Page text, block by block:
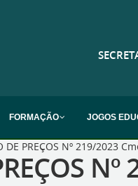
FORMAÇÃO JOGOS
DE PREÇOS Nº 219/2023